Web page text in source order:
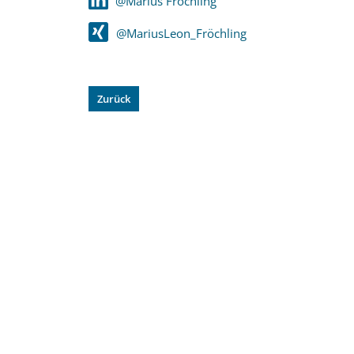
@MariusLeon_Fröchling
Zurück